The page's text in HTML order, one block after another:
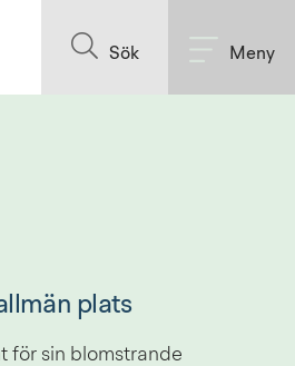
Sök Meny
plats
för sin blomstrande